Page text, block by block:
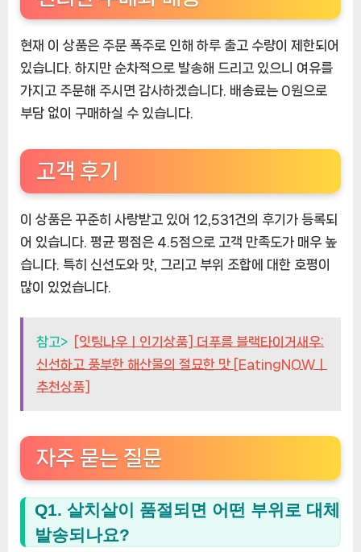
현재 이 상품은 주문 폭주로 인해 하루 출고 수량이 제한되어
있습니다. 하지만 순차적으로 발송해 드리고 있으니 여유를
가지고 주문해 주시면 감사하겠습니다. 배송료는 0원으로
부담 없이 구매하실 수 있습니다.
고객 후기
이 상품은 꾸준히 사랑받고 있어 12,531건의 후기가 등록되
어 있습니다. 평균 평점은 4.5점으로 고객 만족도가 매우 높
습니다. 특히 신선도와 맛, 그리고 부위 조합에 대한 호평이
많이 있었습니다.
참고> [잇팅나우ㅣ인기상품] 더푸름 블랙타이거새우:
신선하고 풍부한 해산물의 절묘한 맛 [EatingNOWㅣ
추천상품]
자주 묻는 질문
Q1. 살치살이 품절되면 어떤 부위로 대체
발송되나요?